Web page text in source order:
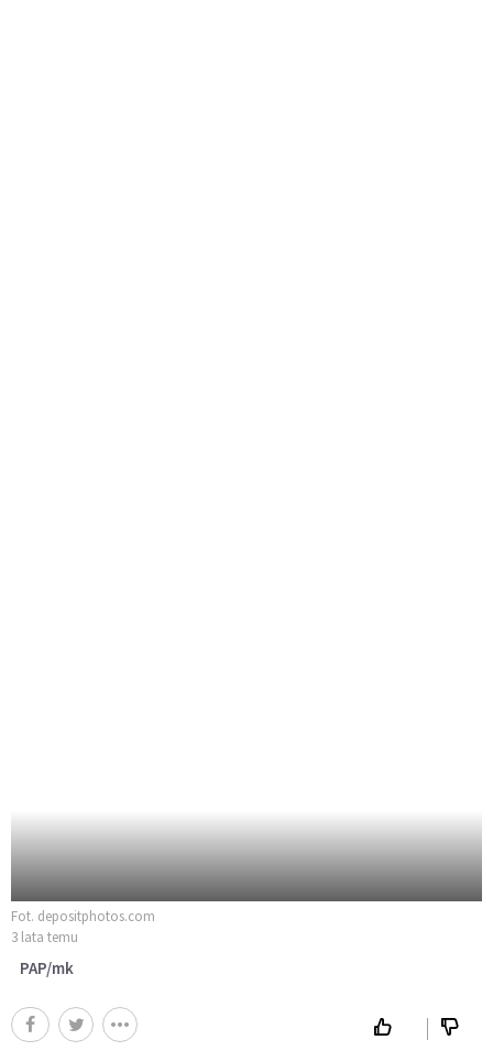
Fot. depositphotos.com
3 lata temu
PAP/mk